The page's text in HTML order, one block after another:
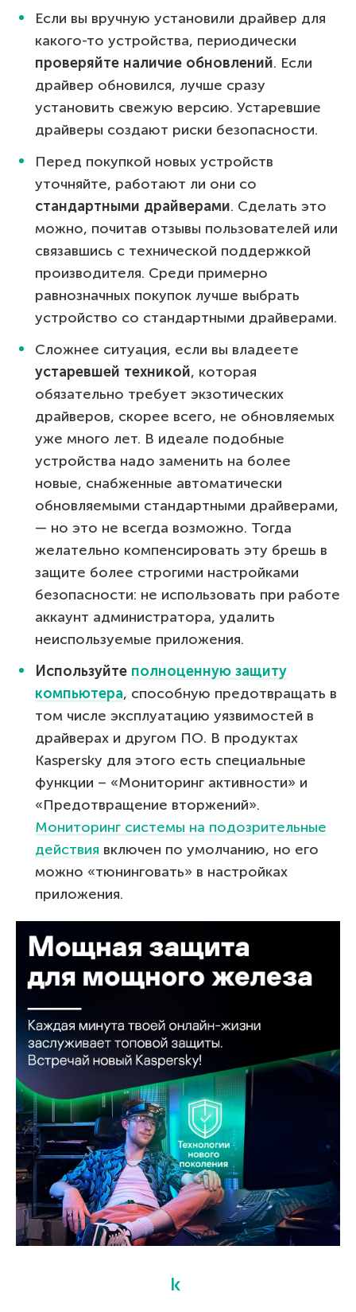
Если вы вручную установили драйвер для
какого-то устройства, периодически
проверяйте наличие обновлений. Если
драйвер обновился, лучше сразу
установить свежую версию. Устаревшие
драйверы создают риски безопасности.
Перед покупкой новых устройств
уточняйте, работают ли они со
стандартными драйверами. Сделать это
можно, почитав отзывы пользователей или
связавшись с технической поддержкой
производителя. Среди примерно
равнозначных покупок лучше выбрать
устройство со стандартными драйверами.
Сложнее ситуация, если вы владеете
устаревшей техникой, которая
обязательно требует экзотических
драйверов, скорее всего, не обновляемых
уже много лет. В идеале подобные
устройства надо заменить на более
новые, снабженные автоматически
обновляемыми стандартными драйверами,
— но это не всегда возможно. Тогда
желательно компенсировать эту брешь в
защите более строгими настройками
безопасности: не использовать при работе
аккаунт администратора, удалить
неиспользуемые приложения.
Используйте полноценную защиту
компьютера, способную предотвращать в
том числе эксплуатацию уязвимостей в
драйверах и другом ПО. В продуктах
Kaspersky для этого есть специальные
функции – «Мониторинг активности» и
«Предотвращение вторжений».
Мониторинг системы на подозрительные
действия включен по умолчанию, но его
можно «тюнинговать» в настройках
приложения.